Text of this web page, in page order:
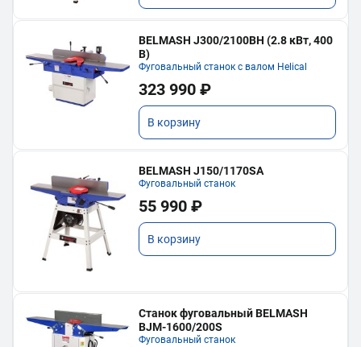
BELMASH J300/2100ВH (2.8 кВт, 400
В)
Фуговальный станок с валом Helical
323 990 ₽
В корзину
BELMASH J150/1170SA
Фуговальный станок
55 990 ₽
В корзину
Станок фуговальный BELMASH
BJM-1600/200S
Фуговальный станок